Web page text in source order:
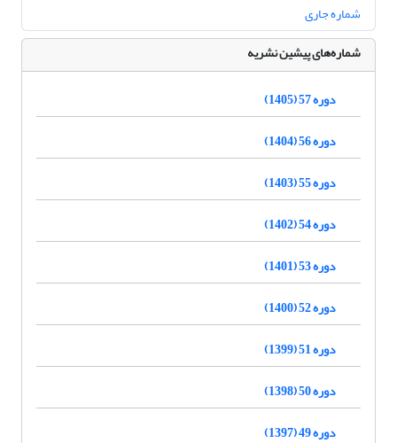
شماره جاری
شماره‌های پیشین نشریه
دوره 57 (1405)
دوره 56 (1404)
دوره 55 (1403)
دوره 54 (1402)
دوره 53 (1401)
دوره 52 (1400)
دوره 51 (1399)
دوره 50 (1398)
دوره 49 (1397)